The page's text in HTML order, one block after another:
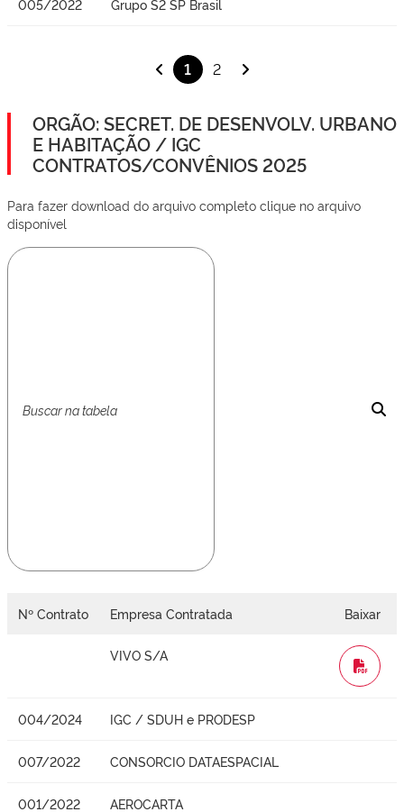
005/2022 Grupo S2 SP Brasil
1 2
ORGÃO: SECRET. DE DESENVOLV. URBANO
E HABITAÇÃO / IGC
CONTRATOS/CONVÊNIOS 2025
Para fazer download do arquivo completo clique no arquivo
disponível
Nº Contrato Empresa Contratada Baixar
VIVO S/A
WORD
004/2024 IGC / SDUH e PRODESP
007/2022 CONSORCIO DATAESPACIAL
001/2022 AEROCARTA